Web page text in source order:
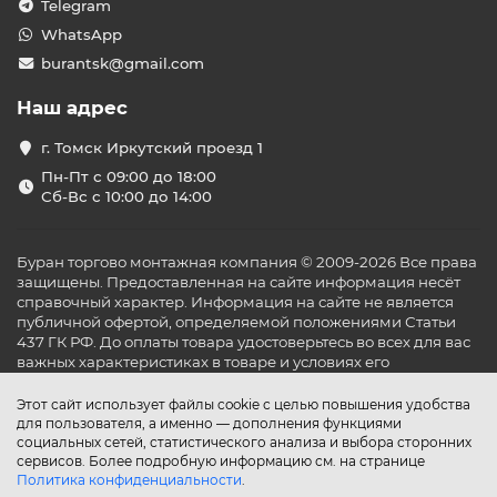
Шаровые краны с электроприводом (на холодную
и горячую воду);
Блок управления (с проводным или
беспроводным подключением);
Кому стоит купить систему
защиты от потопа?
Такие комплекты будут полезны:
Семьям, уезжающим надолго (например, на дачу
летом);
Хозяевам коттеджей и частных домов с дорогим
ремонтом;
Бизнес-центрам, где важно защитить серверные,
кухни, санузлы и тех. помещения;
сохранность помещения.
Преимущества готовых
комплектов из каталога «Буран»
Этот сайт использует файлы cookie с целью повышения удобства
для пользователя, а именно — дополнения функциями
социальных сетей, статистического анализа и выбора сторонних
сервисов. Более подробную информацию см. на странице
Политика конфиденциальности.
Telegram
WhatsApp
burantsk@gmail.com
Наш адрес
г. Томск Иркутский проезд 1
Пн-Пт с 09:00 до 18:00
Сб-Вс с 10:00 до 14:00
Буран торгово монтажная компания © 2009-2026 Все права
защищены. Предоставленная на сайте информация несёт
справочный характер. Информация на сайте не является
публичной офертой, определяемой положениями Статьи
437 ГК РФ. До оплаты товара удостоверьтесь во всех для вас
важных характеристиках в товаре и условиях его